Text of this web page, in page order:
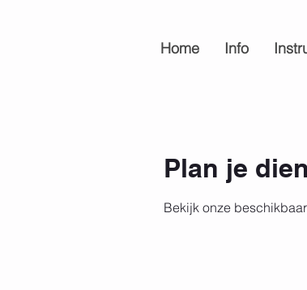
Home Info
Plan je
Bekijk onze